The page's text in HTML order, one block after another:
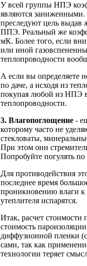
У всей группы НПЭ
являются заниженными.
преследуют цель выдав
ППЭ. Реальный же
мК. Более того, если
или иной
теплопроводности
А если вы определяете
по даче, а исходя из
покупая любой из НПЭ
теплопроводности.
3. Влагопоглощение -
которому часто не
стекловаты,
При этом они
Попробуйте погулять
Для противодействия
последнее время
проникновению влаги к
утеплителя испарятся.
Итак, расчет стоимости
стоимость
диффузионной пленки
сами, так как
технологии теряет